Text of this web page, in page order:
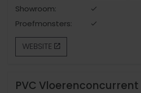
Showroom:
Proefmonsters:
WEBSITE
PVC Vloerenconcurrent